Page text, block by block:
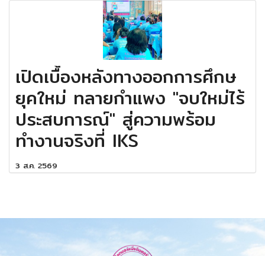
เปิดเบื้องหลังทางออกการศึกษ
ยุคใหม่ ทลายกำแพง "จบใหม่ไร้
ประสบการณ์" สู่ความพร้อม
ทำงานจริงที่ IKS
3 ส.ค. 2569